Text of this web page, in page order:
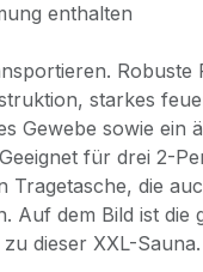
enthalten
Robuste
starkes
Gewebe sowie ein
für drei 2-
Tragetasche, die
Auf dem Bild ist die
dieser XXL-Sauna.